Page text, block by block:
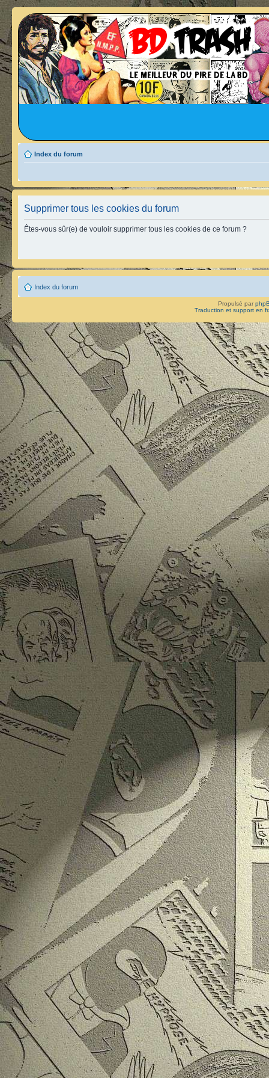
Index du forum
Supprimer tous les cookies du forum
Êtes-vous sûr(e) de vouloir supprimer tous les cookies de ce forum ?
Index du forum
Propulsé par
Traduction et support en